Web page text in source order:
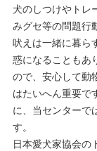
犬のしつけやトレ
みグセ等の問題行
吠えは一緒に暮ら
惑になることもあ
ので、安心して動
はたいへん重要で
に、当センターで
す。
日本愛犬家協会の